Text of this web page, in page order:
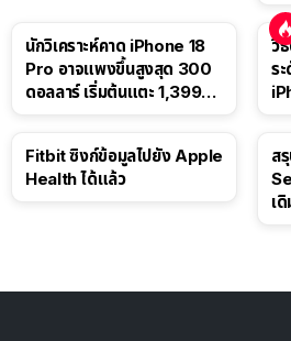
นักวิเคราะห์คาด iPhone 18
Pro อาจแพงขึ้นสูงสุด 300
ดอลลาร์ เริ่มต้นแตะ 1,399
วิ
ร
Fitbit ซิงก์ข้อมูลไปยัง Apple
Health ได้แล้ว
ส
เ